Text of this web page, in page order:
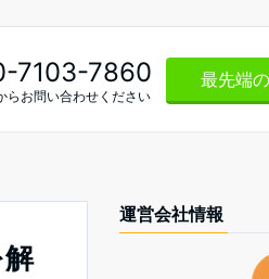
7103-7860
らお問い合わせください
最先端
運営会社情報